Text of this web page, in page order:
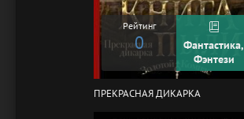
Рейтинг
0
Фантастика,
Фэнтези
ПРЕКРАСНАЯ ДИКАРКА